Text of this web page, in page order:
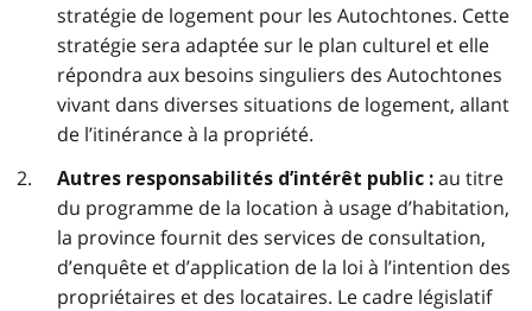
stratégie de logement pour les Autochtones. Cette
stratégie sera adaptée sur le plan culturel et elle
répondra aux besoins singuliers des Autochtones
vivant dans diverses situations de logement, allant
de l’itinérance à la propriété.
Autres responsabilités d’intérêt public : au titre
du programme de la location à usage d’habitation,
la province fournit des services de consultation,
d’enquête et d’application de la loi à l’intention des
propriétaires et des locataires. Le cadre législatif